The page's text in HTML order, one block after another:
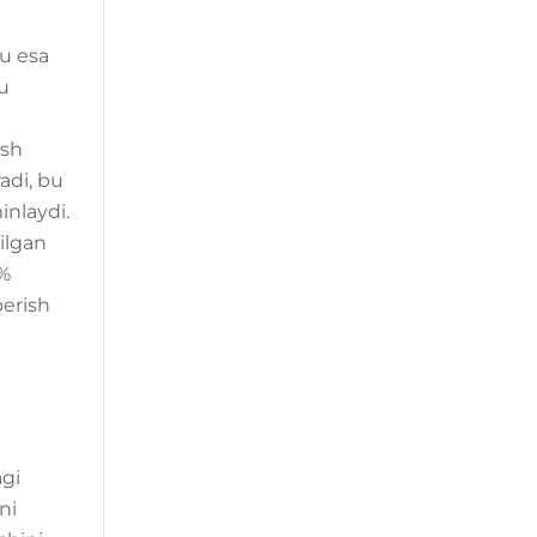
esa
bu